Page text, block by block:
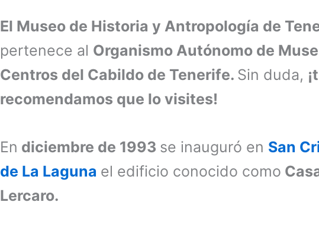
El Museo de Historia y Antropología de
pertenece al Organismo Autónomo de
Centros del Cabildo de Tenerife. Sin duda,
recomendamos que lo visites!
En diciembre de 1993 se inauguró en San
de La Laguna el edificio conocido como
Lercaro.